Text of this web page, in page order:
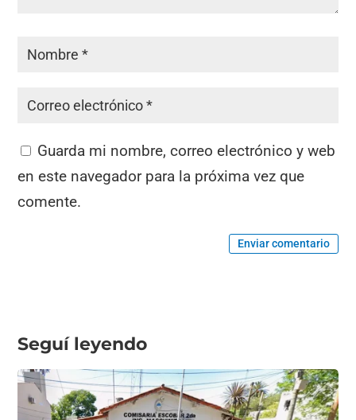
Guarda mi nombre, correo electrónico y web
en este navegador para la próxima vez que
comente.
Enviar comentario
Seguí leyendo